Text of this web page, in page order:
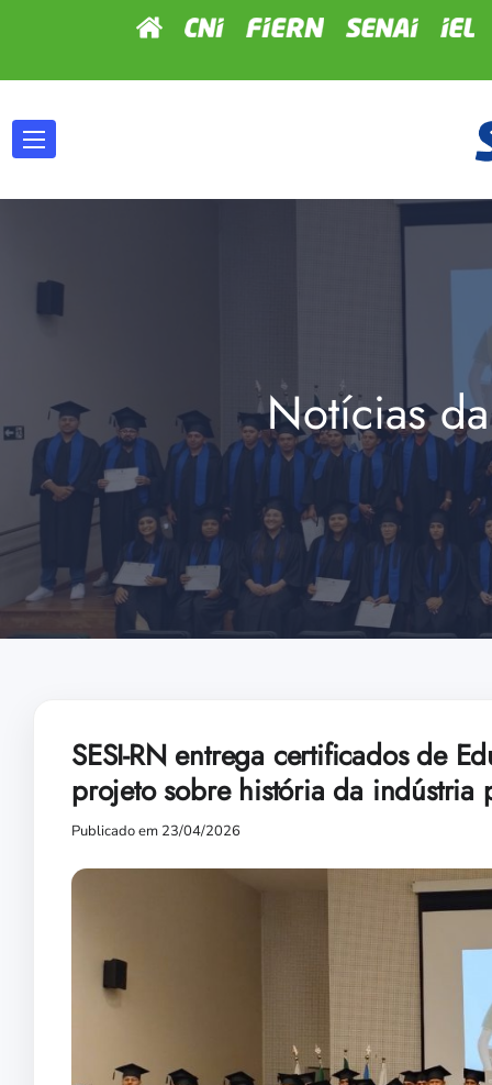
Notícias
SESI-RN entrega certificados de
projeto sobre história da indústria
Publicado em 23/04/2026